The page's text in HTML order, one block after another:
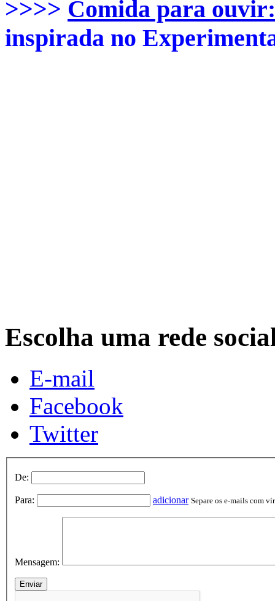
>>>> Comida para
inspirada no
Escolha uma rede
E-mail
Facebook
Twitter
De:
Para: adicionar Separe os e-mails com
Mensagem: